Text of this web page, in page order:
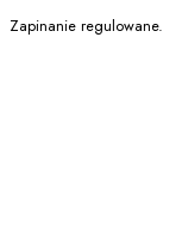
Zapinanie regulowane.